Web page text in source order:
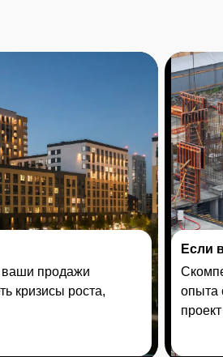
ваши продажи
кризисы роста,
Если
опыта